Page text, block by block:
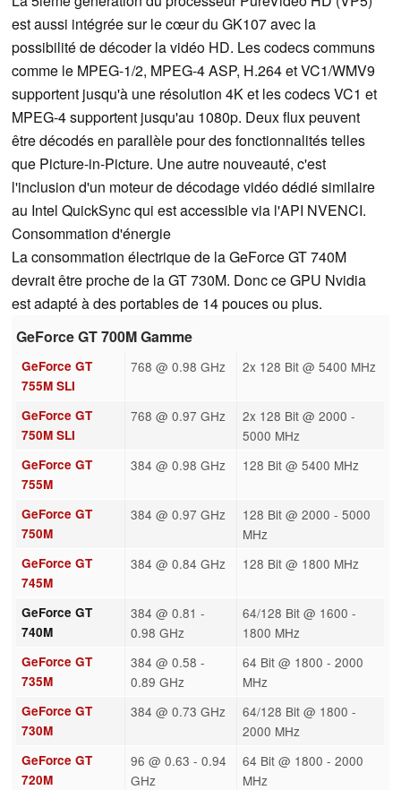
est aussi intégrée sur le cœur du GK107 avec la
possibilité de décoder la vidéo HD. Les codecs communs
comme le MPEG-1/2, MPEG-4 ASP, H.264 et VC1/WMV9
supportent jusqu'à une résolution 4K et les codecs VC1 et
MPEG-4 supportent jusqu'au 1080p. Deux flux peuvent
être décodés en parallèle pour des fonctionnalités telles
que Picture-in-Picture. Une autre nouveauté, c'est
l'inclusion d'un moteur de décodage vidéo dédié similaire
au Intel QuickSync qui est accessible via l'API NVENCI.
Consommation d'énergie
La consommation électrique de la GeForce GT 740M
devrait être proche de la GT 730M. Donc ce GPU Nvidia
est adapté à des portables de 14 pouces ou plus.
GeForce GT 700M Gamme
GeForce GT
755M SLI
768 @ 0.98 GHz 2x 128 Bit @ 5400 MHz
GeForce GT
750M SLI
768 @ 0.97 GHz
2x 128 Bit @ 2000 -
5000 MHz
GeForce GT
755M
384 @ 0.98 GHz 128 Bit @ 5400 MHz
GeForce GT
750M
384 @ 0.97 GHz
128 Bit @ 2000 - 5000
MHz
GeForce GT
745M
384 @ 0.84 GHz 128 Bit @ 1800 MHz
GeForce GT
740M
384 @ 0.81 -
0.98 GHz
64/128 Bit @ 1600 -
1800 MHz
GeForce GT
735M
384 @ 0.58 -
0.89 GHz
64 Bit @ 1800 - 2000
MHz
GeForce GT
730M
384 @ 0.73 GHz
64/128 Bit @ 1800 -
2000 MHz
GeForce GT
720M
96 @ 0.63 - 0.94
GHz
64 Bit @ 1800 - 2000
MHz